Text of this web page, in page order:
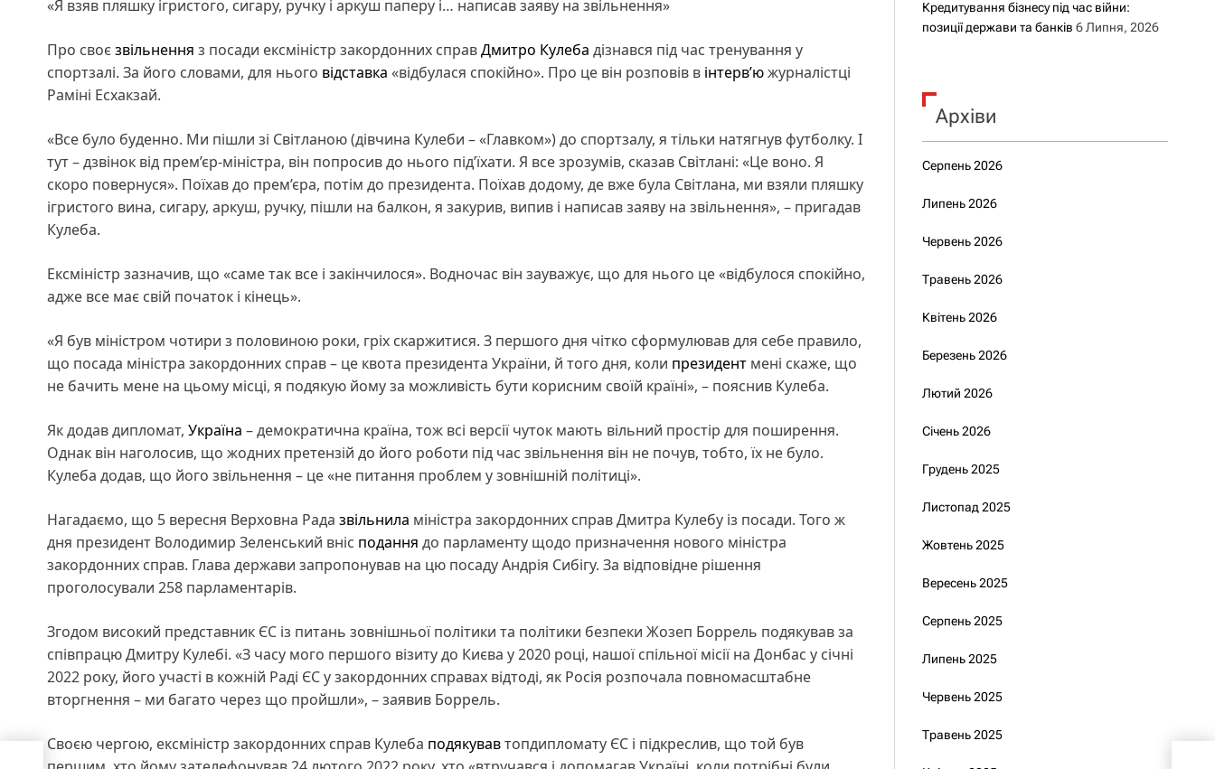
«Я взяв пляшку ігристого, сигару, ручку і аркуш паперу і… написав заяву на звільнення»
Про своєзвільнення з посади ексміністр закордонних справДмитро Кулеба дізнався під час тренування у
спортзалі. За його словами, для нього відставка «відбулася спокійно». Про це він розповів в інтервʼюжурналістці
Раміні Есхакзай.
«Все було буденно. Ми пішли зі Світланою (дівчина Кулеби – «Главком») до спортзалу, я тільки натягнув футболку. І
тут – дзвінок від прем’єр-міністра, він попросив до нього під’їхати. Я все зрозумів, сказав Світлані: «Це воно. Я
скоро повернуся». Поїхав до прем’єра, потім до президента. Поїхав додому, де вже була Світлана, ми взяли пляшку
ігристого вина, сигару, аркуш, ручку, пішли на балкон, я закурив, випив і написав заяву на звільнення», – пригадав
Кулеба.
Ексміністр зазначив, що «саме так все і закінчилося». Водночас він зауважує, що для нього це «відбулося спокійно,
адже все має свій початок і кінець».
«Я був міністром чотири з половиною роки, гріх скаржитися. З першого дня чітко сформулював для себе правило,
що посада міністра закордонних справ – це квота президента України, й того дня, коли президент мені скаже, що
не бачить мене на цьому місці, я подякую йому за можливість бути корисним своїй країні», – пояснив Кулеба.
Як додав дипломат, Україна – демократична країна, тож всі версії чуток мають вільний простір для поширення.
Однак він наголосив, що жодних претензій до його роботи під час звільнення він не почув, тобто, їх не було.
Кулеба додав, що його звільнення – це «не питання проблем у зовнішній політиці».
Нагадаємо, що 5 вересня Верховна Рада звільнила міністра закордонних справ Дмитра Кулебу із посади. Того ж
дня президент Володимир Зеленський вніс подання до парламенту щодо призначення нового міністра
закордонних справ. Глава держави запропонував на цю посаду Андрія Сибігу. За відповідне рішення
проголосували 258 парламентарів.
Згодом високий представник ЄС із питань зовнішньої політики та політики безпеки Жозеп Боррель подякував за
співпрацю Дмитру Кулебі. «З часу мого першого візиту до Києва у 2020 році, нашої спільної місії на Донбас у січні
2022 року, його участі в кожній Раді ЄС у закордонних справах відтоді, як Росія розпочала повномасштабне
вторгнення – ми багато через що пройшли», – заявив Боррель.
Своєю чергою, ексміністр закордонних справ Кулеба подякувавтопдипломату ЄС і підкреслив, що той був
Кредитування бізнесу під час війни:
позиції держави та банків 6 Липня, 2026
Архіви
Серпень 2026
Липень 2026
Червень 2026
Травень 2026
Квітень 2026
Березень 2026
Лютий 2026
Січень 2026
Грудень 2025
Листопад 2025
Жовтень 2025
Вересень 2025
Серпень 2025
Липень 2025
Червень 2025
Травень 2025